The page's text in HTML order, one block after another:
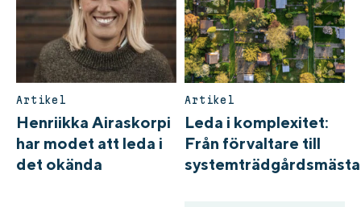
Artikel
Henriikka Airaskorpi
har modet att leda i
det okända
Artikel
Leda i komplexitet:
Från förvaltare till